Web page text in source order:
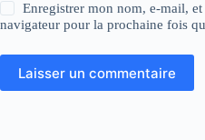
Enregistrer mon nom, e-mail, et
navigateur pour la prochaine fois
Laisser un commentaire